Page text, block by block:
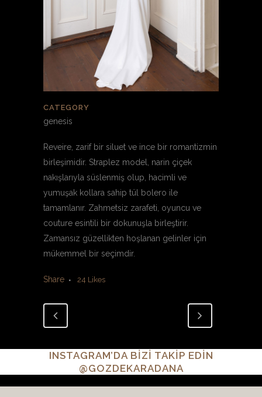
CATEGORY
genesis
Reveire, zarif bir siluet ve ince bir romantizmin
birleşimidir. Straplez model, narin çiçek
nakışlarıyla süslenmiş olup, hacimli ve
yumuşak kollara sahip tül bolero ile
tamamlanır. Zahmetsiz zarafeti, oyuncu ve
couture esintili bir dokunuşla birleştirir.
Zamansız güzellikten hoşlanan gelinler için
mükemmel bir seçimdir.
Share 24 Likes
INSTAGRAM’DA BİZİ TAKİP EDİN
@GOZDEKARADANA